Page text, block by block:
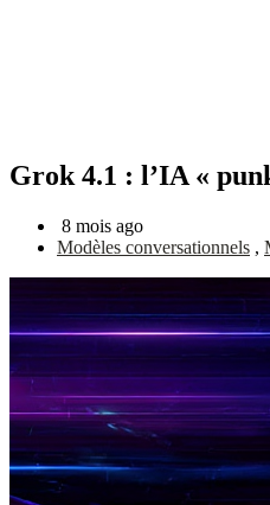
Grok 4.1 : l’IA «
8 mois ago
Modèles conversationnels ,